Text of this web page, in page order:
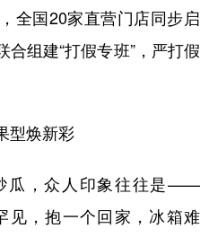
全国20家直营门店同步启
组建“打假专班”，严打假
型焕新彩
，众人印象往往是——
见，抱一个回家，冰箱难